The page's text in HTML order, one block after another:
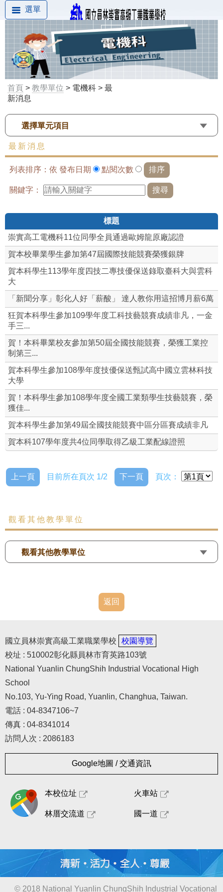
選單
首頁 > 教學單位 > 電機科 > 最
新消息
選擇單元項目
最新消息
列表排序：依 發布日期 點閱次數
關鍵字：
標題
崇實高工電機科11位同學全員通過歐姆龍原廠認證
賀本校畢業學生參加第47屆國際技能競賽榮獲銀牌
賀本科學生113學年度四技二專技優保送錄取臺科大與雲科
大
「新聞分享」彰化人好「薪酸」 達人教你用這招博月薪6萬
狂賀本科學生參加109學年度工科技藝競賽成績非凡，一金
手三...
賀！本科畢業校友參加第50屆全國技能競賽，榮獲工業控
制第三...
賀本科學生參加108學年度技優保送甄試高中國立雲林科技
大學
賀！本科學生參加108學年度全國工業類學生技藝競賽，榮
獲佳...
賀本科學生參加第49屆全國技能競賽中區分區賽成績非凡
賀本科107學年度共4位同學取得乙級工業配線證照
上一頁 目前所在頁次 1/2 下一頁 頁次：
觀看其他教學單位
觀看其他教學單位
返回
國立員林崇實高級工業職業學校
校園導覽
校址 : 510002彰化縣員林市育英路103號
National Yuanlin ChungShih Industrial Vocational High
School
No.103, Yu-Ying Road, Yuanlin, Changhua, Taiwan.
電話 : 04-8347106~7
傳真 : 04-8341014
訪問人次 : 2086183
Google地圖 / 交通資訊
本校位址 火車站
林厝交流道 國一道
© 2018 National Yuanlin ChungShih Industrial Vocational